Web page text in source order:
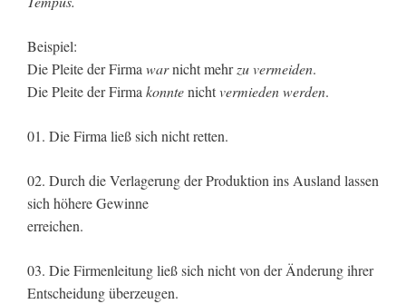
Beispiel:
Die Pleite der Firma warnicht mehrzu vermeiden.
Die Pleite der Firma konntenichtvermieden werden.
01. Die Firma ließ sich nicht retten.
02. Durch die Verlagerung der Produktion ins Ausland lassen
sich höhere Gewinne
erreichen.
03. Die Firmenleitung ließ sich nicht von der Änderung ihrer
Entscheidung überzeugen.